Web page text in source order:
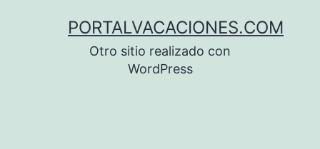
PORTALVACACIONES.COM
Otro sitio realizado con
WordPress